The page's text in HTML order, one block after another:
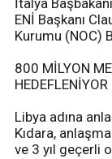
İtalya
ENİ Başkanı
Kurumu (NOC)
800 MİLYON
HEDEFLENİYOR
Libya adına
Kıdara,
ve 3 yıl geçerli